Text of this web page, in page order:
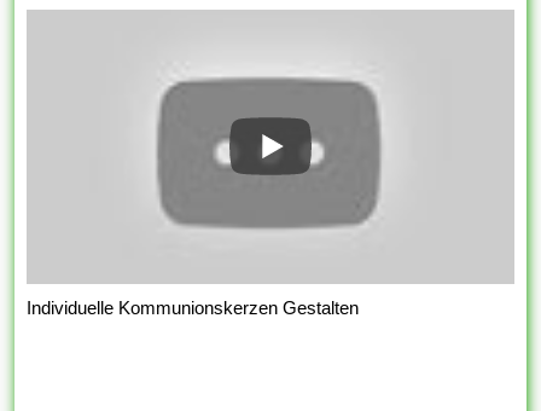
Individuelle Kommunionskerzen Gestalten